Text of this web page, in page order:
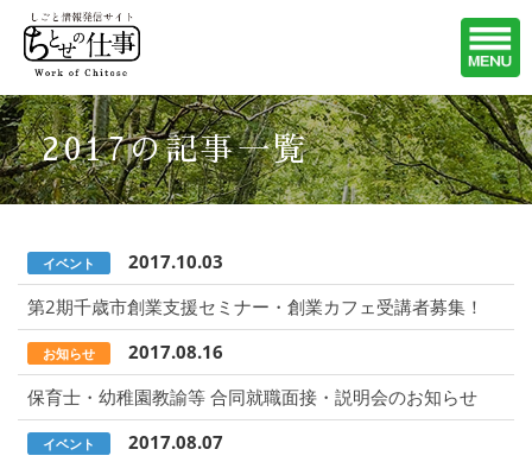
2017の記事一覧
イベント
2017.10.03
第2期千歳市創業支援セミナー・創業カフェ受講者募集！
お知らせ
2017.08.16
保育士・幼稚園教諭等 合同就職面接・説明会のお知らせ
イベント
2017.08.07